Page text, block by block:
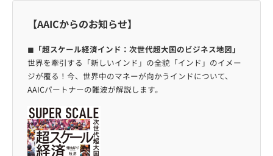
【AAICからのお知らせ】
◼︎ 「超スケール経済インド：次世代超大国のビジネス地図」
世界を牽引する「新しいインド」の全貌「インド」のイメー
ジが覆る！今、世界中のマネーが向かうインドについて、
AAICパートナーの難波が解説します。